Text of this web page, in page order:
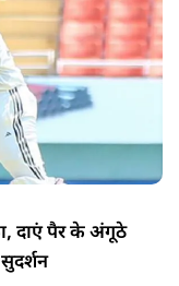
दाएं पैर के अंगूठे